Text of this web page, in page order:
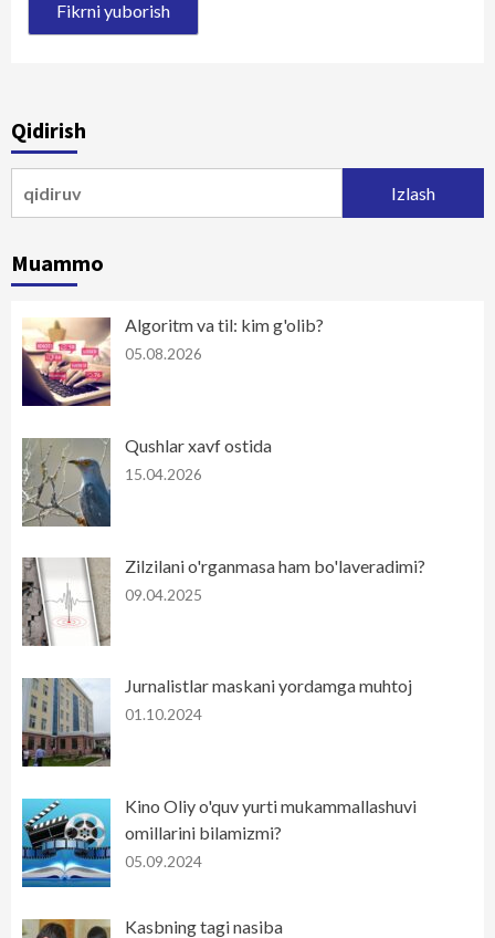
Qidirish
Muammo
Algoritm va til: kim g'olib?
05.08.2026
Qushlar xavf ostida
15.04.2026
Zilzilani o'rganmasa ham bo'laveradimi?
09.04.2025
Jurnalistlar maskani yordamga muhtoj
01.10.2024
Kino Oliy o'quv yurti mukammallashuvi
omillarini bilamizmi?
05.09.2024
Kasbning tagi nasiba